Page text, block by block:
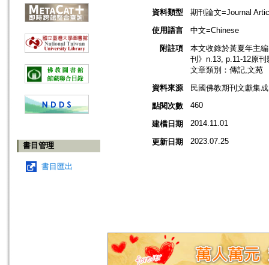
書目管理
書目匯出
資料類型
期刊論文=Journal
使用語言
中文=Chinese
附註項
本文收錄於黃夏年主
刊》n.13, p.11-12原刊
文章類別：傳記,文苑
資料來源
民國佛教期刊文獻集
點閱次數
460
建檔日期 2014.11.01
更新日期 2023.07.25